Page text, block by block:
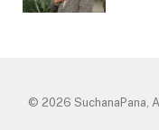
© 2026 SuchanaPana,